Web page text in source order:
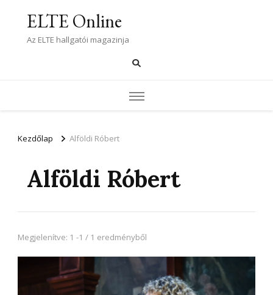
ELTE Online
Az ELTE hallgatói magazinja
Kezdőlap Alföldi Róbert
Alföldi Róbert
Megjelenítve: 1 -1 / 1 eredményből